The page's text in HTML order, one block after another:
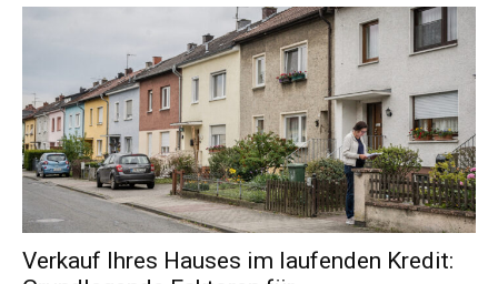
Verkauf Ihres Hauses im laufenden Kredit: